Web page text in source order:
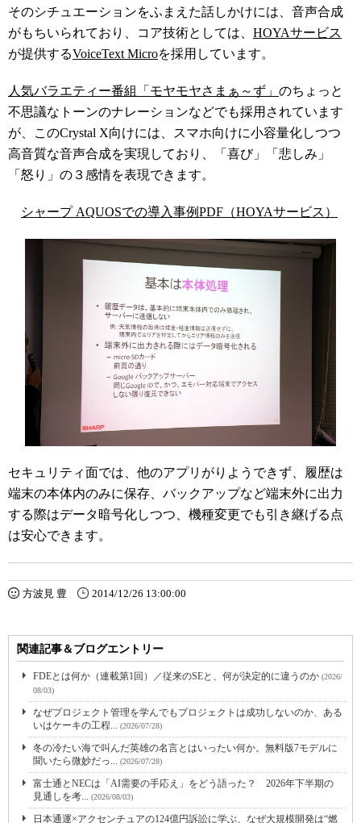
そのシチュエーションをふまえた話しかけには、音声合成
がもちいられており、コア技術としては、 HOYAサービス
が提供するVoiceText Microを採用しています。
人気バラエティー番組「モヤモヤさまぁ～ず」 のちょっと
不思議なトーンのナレーションなどでも採用されています
が、このCrystal X向けには、スマホ向けに小容量化しつつ
高音質な音声合成を実現しており、「喜び」「悲しみ」
「怒り」の３感情を表現できます。
シャープ AQUOSでの導入事例PDF（HOYAサービス）
セキュリティ面では、他のアプリがりようできず、履歴は
端末の本体内のみに保存、バックアップなど端末外に出力
する際はデータ暗号化しつつ、機種変更でも引き継げる点
は安心できます。
方波見 豊 2014/12/26 13:00:00
関連記事＆ブログエントリー
FDEとは何か（連載第1回）／従来のSEと、何が決定的に違うのか (2026/
08/03)
なぜプロジェクト管理を学んでもプロジェクトは成功しないのか、ある
いはケーキの工程... (2026/07/28)
冬の冷たい海で叫んだ英雄の名言とはいったい何か。無料版7モデルに
聞いたら微妙だっ... (2026/07/28)
富士通とNECは「AI需要の手応え」をどう語った？ 2026年下半期の
見通しを考... (2026/08/03)
日本通運×アクセンチュアの124億円訴訟に学ぶ、なぜ大規模開発は“燃